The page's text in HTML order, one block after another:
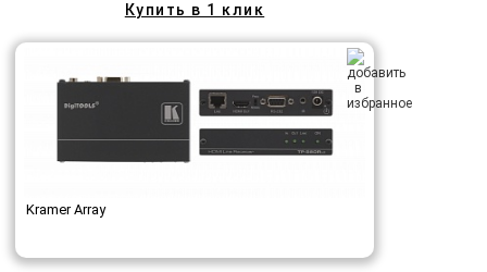
Купить в 1 клик
Kramer Array